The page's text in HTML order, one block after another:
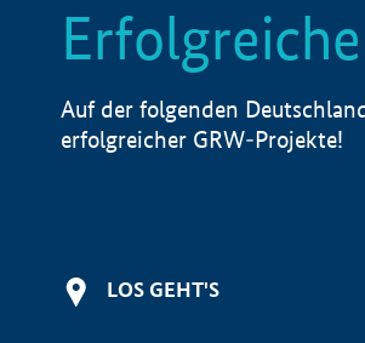
Auf der folgenden
erfolgreicher GRW-Projekte!
LOS GEHT'S